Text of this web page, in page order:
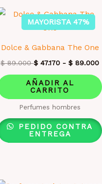
MAYORISTA 47%
Dolce & Gabbana The One
$89.000 $ 47.170 - $ 89.000
AÑADIR AL
CARRITO
Perfumes hombres
PEDIDO CONTRA
ENTREGA